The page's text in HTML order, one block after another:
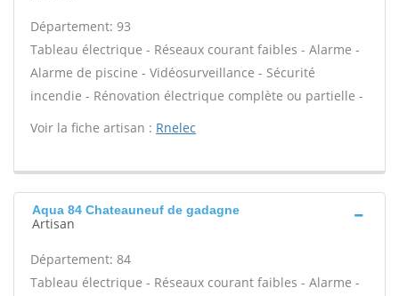
Département: 93
Tableau électrique - Réseaux courant faibles - Alarme -
Alarme de piscine - Vidéosurveillance - Sécurité
incendie - Rénovation électrique complète ou partielle -
Voir la fiche artisan : Rnelec
Aqua 84 Chateauneuf de gadagne
Artisan
Département: 84
Tableau électrique - Réseaux courant faibles - Alarme -